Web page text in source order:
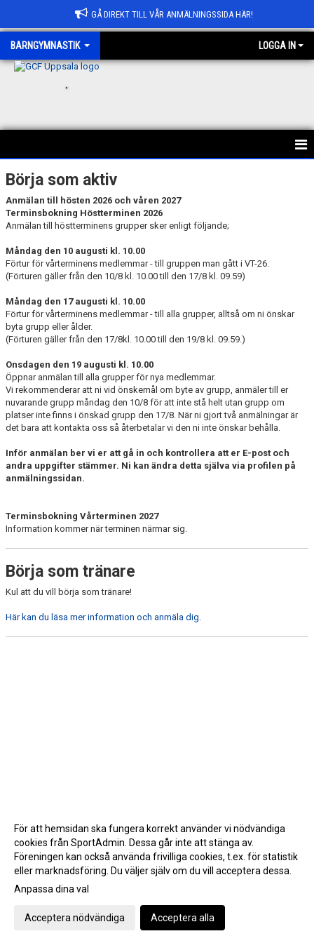
GÅ DIREKT TILL VÅR ANMÄLNINGSSIDA HÄR!
BARNGYMNASTIK LOGGA IN
.
INFORMATION
VÅRA GRUPPER
Börja som aktiv
Anmälan till hösten 2026 och våren 2027
Terminsbokning Höstterminen 2026
Anmälan till höstterminens grupper sker enligt följande;
Måndag den 10 augusti kl. 10.00
Förtur för vårterminens medlemmar - till gruppen man gått i VT-26.
(Förturen gäller från den 10/8 kl. 10.00 till den 17/8 kl. 09.59)
Måndag den 17 augusti kl. 10.00
Förtur för vårterminens medlemmar - till alla grupper, alltså om ni önskar
byta grupp eller ålder.
(Förturen gäller från den 17/8kl. 10.00 till den 19/8 kl. 09.59.)
Onsdagen den 19 augusti kl. 10.00
Öppnar anmälan till alla grupper för nya medlemmar.
Vi rekommenderar att ni vid önskemål om byte av grupp, anmäler till er
nuvarande grupp måndag den 10/8 för att inte stå helt utan grupp om
platser inte finns i önskad grupp den 17/8. När ni gjort två anmälningar är
det bara att kontakta oss så återbetalar vi den ni inte önskar behålla.
Inför anmälan ber vi er att gå in och kontrollera att er E-post och
andra uppgifter stämmer. Ni kan ändra detta själva via profilen på
anmälningssidan.
Terminsbokning Vårterminen 2027
Information kommer när terminen närmar sig.
Börja som tränare
Kul att du vill börja som tränare!
Här kan du läsa mer information och anmäla dig.
Gå till Webbversion
För att hemsidan ska fungera korrekt använder vi nödvändiga
cookies från SportAdmin. Dessa går inte att stänga av.
Föreningen kan också använda frivilliga cookies, t.ex. för statistik
eller marknadsföring. Du väljer själv om du vill acceptera dessa.
Anpassa dina val
Acceptera nödvändiga Acceptera alla